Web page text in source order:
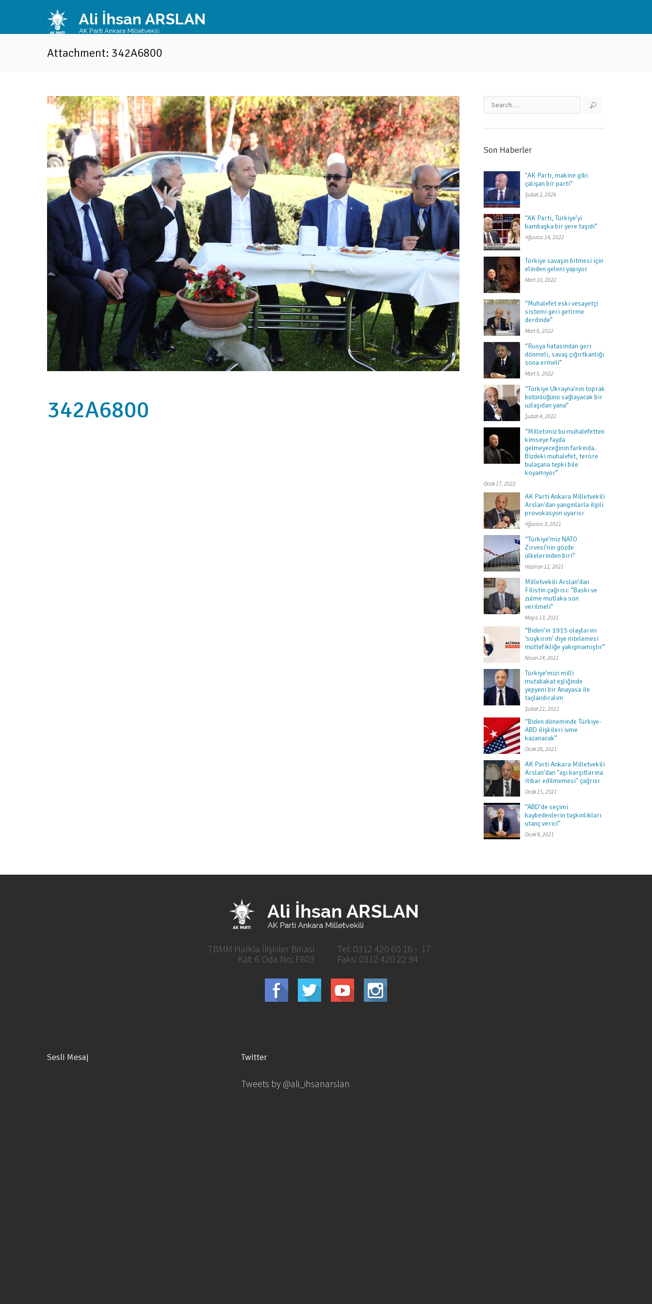
Attachment: 342A6800
Next item
342A6889
342A6800
Son Haberler
"AK Parti, makine gibi
çalışan bir parti”
Şubat 2, 2026
“AK Parti, Türkiye’yi
bambaşka bir yere taşıdı”
Ağustos 14, 2022
Türkiye savaşın bitmesi için
elinden geleni yapıyor
Mart 10, 2022
“Muhalefet eski vesayetçi
sistemi geri getirme
derdinde”
Mart 6, 2022
“Rusya hatasından geri
dönmeli, savaş çığırtkanlığı
sona ermeli”
Mart 5, 2022
“Türkiye Ukrayna’nın toprak
bütünlüğünü sağlayacak bir
uzlaşıdan yana”
Şubat 4, 2022
“Milletimiz bu muhalefetten
kimseye fayda
gelmeyeceğinin farkında.
Bizdeki muhalefet, teröre
bulaşana tepki bile
koyamıyor”
Ocak 17, 2022
AK Parti Ankara Milletvekili
Arslan'dan yangınlarla ilgili
provokasyon uyarısı
Ağustos 3, 2021
“Türkiye’miz NATO
Zirvesi’nin gözde
ülkelerinden biri”
Haziran 12, 2021
Milletvekili Arslan’dan
Filistin çağrısı: “Baskı ve
zulme mutlaka son
verilmeli”
Mayıs 13, 2021
“Biden’in 1915 olaylarını
‘soykırım’ diye nitelemesi
müttefikliğe yakışmamıştır”
Nisan 24, 2021
Türkiye’mizi milli
mutabakat eşliğinde
yepyeni bir Anayasa ile
taçlandıralım
Şubat 21, 2021
“Biden döneminde Türkiye-
ABD ilişkileri ivme
kazanacak”
Ocak 26, 2021
AK Parti Ankara Milletvekili
Arslan'dan "aşı karşıtlarına
itibar edilmemesi" çağrısı
Ocak 15, 2021
“ABD’de seçimi
kaybedenlerin taşkınlıkları
utanç verici”
Ocak 9, 2021
Tel: 0312 420 60 16 – 17
Faks: 0312 420 22 94
TBMM Halkla İlişkiler Binası
Kat: 6 Oda No: F603
Sesli Mesaj Twitter
Tweets by @ali_ihsanarslan